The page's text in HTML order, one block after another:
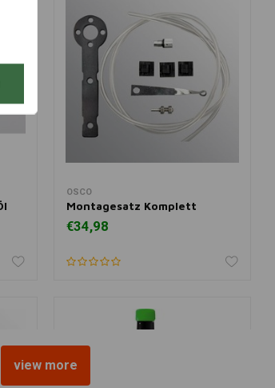
Zum Warenkorb hinzufügen
OSCO
Montagesatz Komplett
€34,98
view more